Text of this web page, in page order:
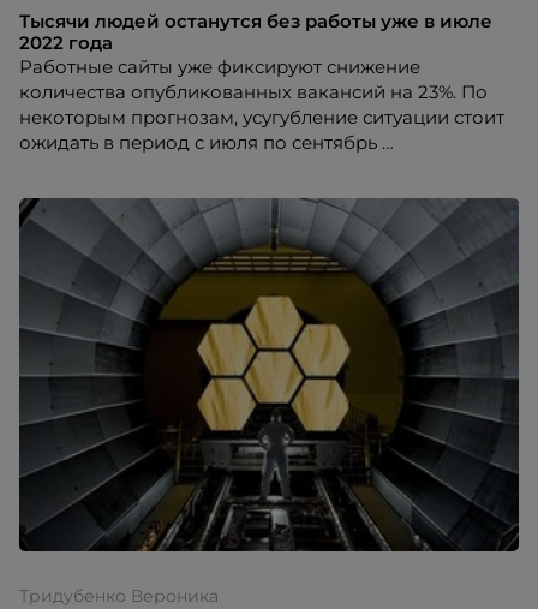
Тысячи людей останутся без работы уже в июле
2022 года
Работные сайты уже фиксируют снижение
количества опубликованных вакансий на 23%. По
некоторым прогнозам, усугубление ситуации стоит
ожидать в период с июля по сентябрь
Тридубенко Вероника